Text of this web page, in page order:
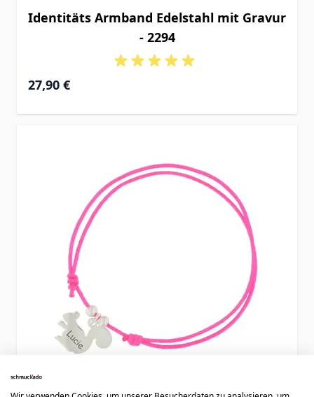
Identitäts Armband Edelstahl mit Gravur
- 2294
27,90 €